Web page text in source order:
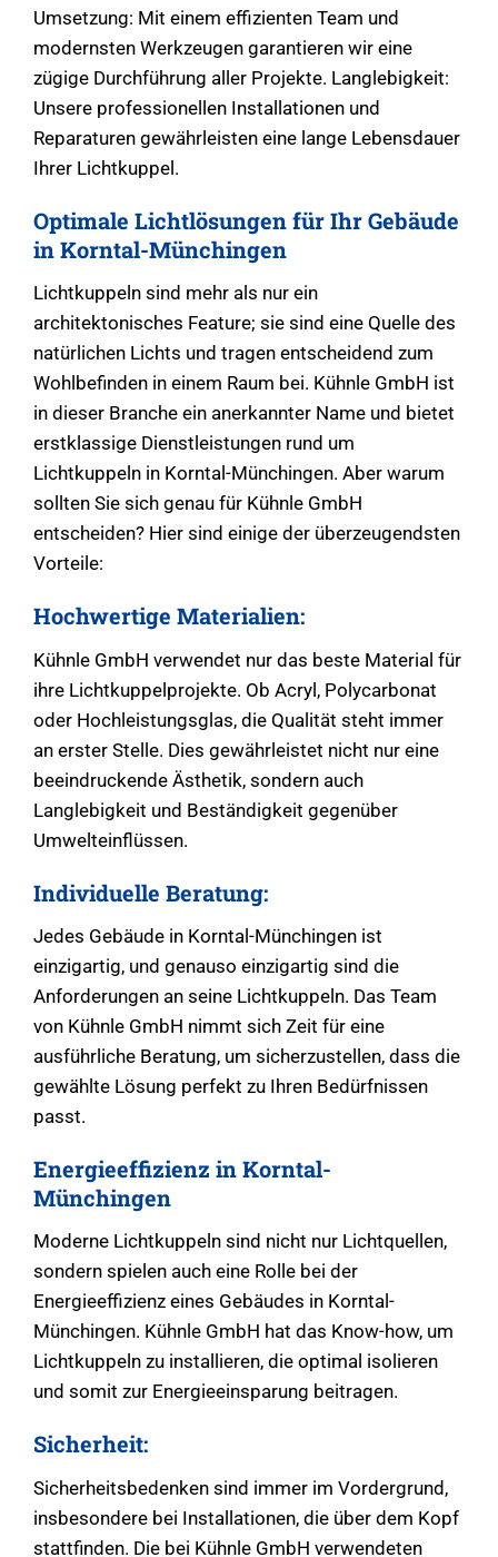
Umsetzung: Mit einem effizienten Team und
modernsten Werkzeugen garantieren wir eine
zügige Durchführung aller Projekte. Langlebigkeit:
Unsere professionellen Installationen und
Reparaturen gewährleisten eine lange Lebensdauer
Ihrer Lichtkuppel.
Optimale Lichtlösungen für Ihr Gebäude
in Korntal-Münchingen
Lichtkuppeln sind mehr als nur ein
architektonisches Feature; sie sind eine Quelle des
natürlichen Lichts und tragen entscheidend zum
Wohlbefinden in einem Raum bei. Kühnle GmbH ist
in dieser Branche ein anerkannter Name und bietet
erstklassige Dienstleistungen rund um
Lichtkuppeln in Korntal-Münchingen. Aber warum
sollten Sie sich genau für Kühnle GmbH
entscheiden? Hier sind einige der überzeugendsten
Vorteile:
Hochwertige Materialien:
Kühnle GmbH verwendet nur das beste Material für
ihre Lichtkuppelprojekte. Ob Acryl, Polycarbonat
oder Hochleistungsglas, die Qualität steht immer
an erster Stelle. Dies gewährleistet nicht nur eine
beeindruckende Ästhetik, sondern auch
Langlebigkeit und Beständigkeit gegenüber
Umwelteinflüssen.
Individuelle Beratung:
Jedes Gebäude in Korntal-Münchingen ist
einzigartig, und genauso einzigartig sind die
Anforderungen an seine Lichtkuppeln. Das Team
von Kühnle GmbH nimmt sich Zeit für eine
ausführliche Beratung, um sicherzustellen, dass die
gewählte Lösung perfekt zu Ihren Bedürfnissen
passt.
Energieeffizienz in Korntal-
Münchingen
Moderne Lichtkuppeln sind nicht nur Lichtquellen,
sondern spielen auch eine Rolle bei der
Energieeffizienz eines Gebäudes in Korntal-
Münchingen. Kühnle GmbH hat das Know-how, um
Lichtkuppeln zu installieren, die optimal isolieren
und somit zur Energieeinsparung beitragen.
Sicherheit:
Sicherheitsbedenken sind immer im Vordergrund,
insbesondere bei Installationen, die über dem Kopf
stattfinden. Die bei Kühnle GmbH verwendeten